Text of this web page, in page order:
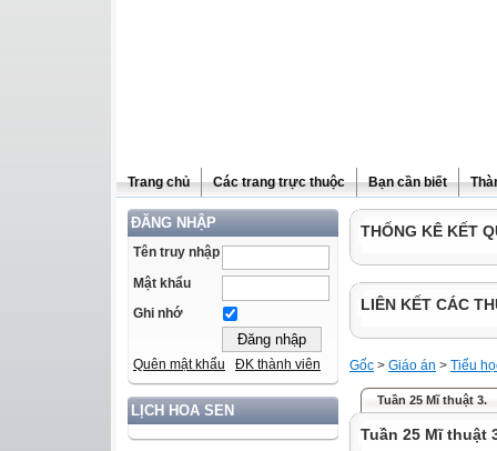
Trang chủ Các trang trực thuộc Bạn cần biết
ĐĂNG NHẬP
Tên truy nhập
Mật khẩu
Ghi nhớ
Quên mật khẩu ĐK thành viên
LỊCH HOA SEN
THỐNG KÊ KẾT
LIÊN KẾT CÁC
Gốc > Giáo án > Tiểu
Tuần 25 Mĩ thuật 3.
Tuần 25 Mĩ thuật